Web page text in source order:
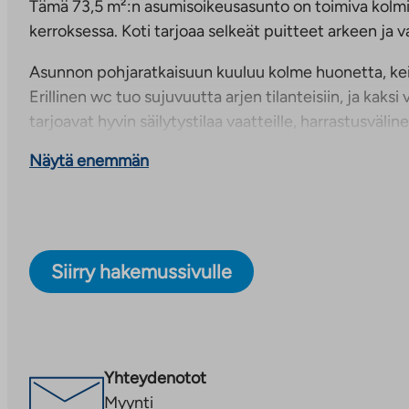
Tämä 73,5 m²:n asumisoikeusasunto on toimiva
kerroksessa. Koti tarjoaa selkeät puitteet arkeen ja
Asunnon pohjaratkaisuun kuuluu kolme huonetta,
Erillinen wc tuo sujuvuutta arjen tilanteisiin, ja kaksi
tarjoavat hyvin säilytystilaa vaatteille,
Oma sauna kutsuu rentoutumaan päivän päätteeksi,
yksityiskohtia.
asumisoikeusasuntoa, joiden neliöt on käytetty
erikokoisia kaksioita ja kolmioita, jotka ovat kooltaan
Näytä enemmän
Siirry hakemussivulle
Yhteydenotot
Myynti